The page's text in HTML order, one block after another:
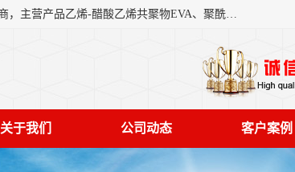
东莞市恒屹国际贸易有限公司（简称：恒屹国际）是一家石化原料综合营销服务商，主营产品乙烯-醋酸乙烯共聚物EVA、聚酰胺PA（尼龙）、醚酯型热塑弹性体TPEE等，公司秉承以市场为导向的战略思想，致力于大宗石化原料在中国市场的营销服务业务，为客户提供一站式的全面服务。
关于我们 公司动态 客户案例